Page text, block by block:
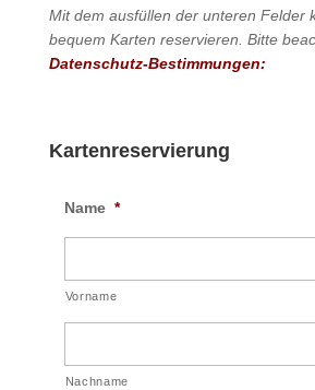
Mit dem ausfüllen der unteren Felder
bequem Karten reservieren. Bitte
Datenschutz-Bestimmungen:
Kartenreservierung
Name *
Vorname
Nachname